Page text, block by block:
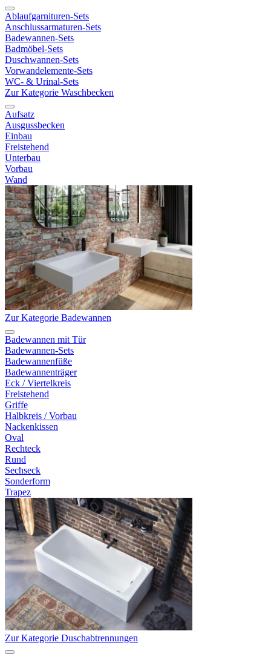
Ablaufgarnituren-Sets
Anschlussarmaturen-Sets
Badewannen-Sets
Badmöbel-Sets
Duschwannen-Sets
Vorwandelemente-Sets
WC- & Urinal-Sets
Zur Kategorie Waschbecken
Aufsatz
Ausgussbecken
Einbau
Freistehend
Unterbau
Vorbau
Wand
Zur Kategorie Badewannen
Badewannen mit Tür
Badewannen-Sets
Badewannenfüße
Badewannenträger
Eck / Viertelkreis
Freistehend
Griffe
Halbkreis / Vorbau
Nackenkissen
Oval
Rechteck
Rund
Sechseck
Sonderform
Trapez
Zur Kategorie Duschabtrennungen